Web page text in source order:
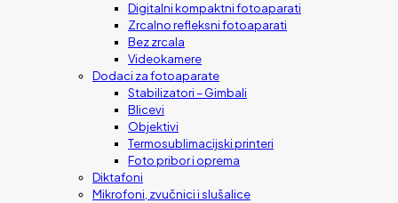
Digitalni kompaktni fotoaparati
Zrcalno refleksni fotoaparati
Bez zrcala
Videokamere
Dodaci za fotoaparate
Stabilizatori – Gimbali
Blicevi
Objektivi
Termosublimacijski printeri
Foto pribor i oprema
Diktafoni
Mikrofoni, zvučnici i slušalice